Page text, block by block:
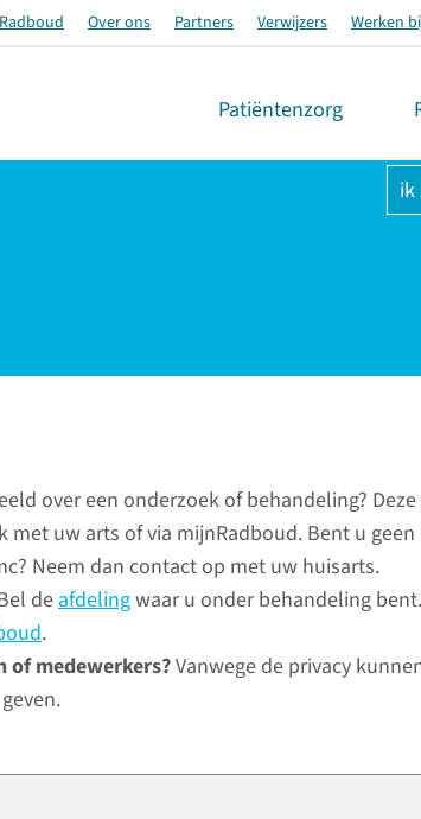
Over ons Partners Verwijzers Werken
Patiëntenzorg
ik
over een onderzoek of behandeling?
met uw arts of via mijnRadboud. Bent u geen
Neem dan contact op met uw huisarts.
deafdelingwaar u onder behandeling
.
medewerkers?Vanwege de privacy